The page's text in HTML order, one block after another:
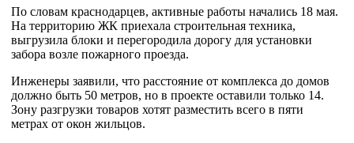
По словам краснодарцев, активные работы начались 18 мая.
На территорию ЖК приехала строительная техника,
выгрузила блоки и перегородила дорогу для установки
забора возле пожарного проезда.
Инженеры заявили, что расстояние от комплекса до домов
должно быть 50 метров, но в проекте оставили только 14.
Зону разгрузки товаров хотят разместить всего в пяти
метрах от окон жильцов.